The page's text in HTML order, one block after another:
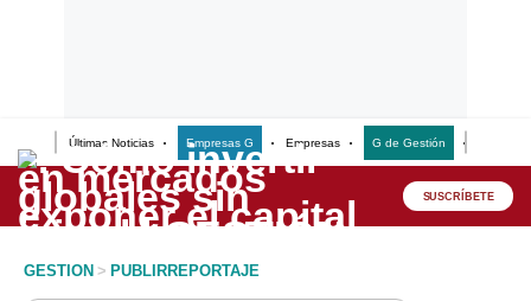
Últimas Noticias Empresas G Empresas G de Gestión
Lo último
Peru Quiosco SUSCRÍBETE
GESTION > PUBLIRREPORTAJE